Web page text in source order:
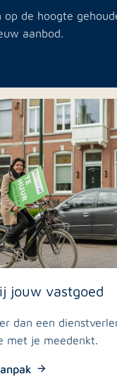
op de hoogte
aanbod.
jouw vastgoed
dan een
met je meedenkt.